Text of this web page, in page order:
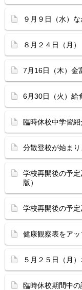
９月９日（水）
８月２４日（月
7月16日（木）金
6月30日（火）給
臨時休校中学習紹
分散登校が始まり
学校再開後の予
版）
学校再開後の予
健康観察表をアッ
５月２５日（月
臨時休校期間中